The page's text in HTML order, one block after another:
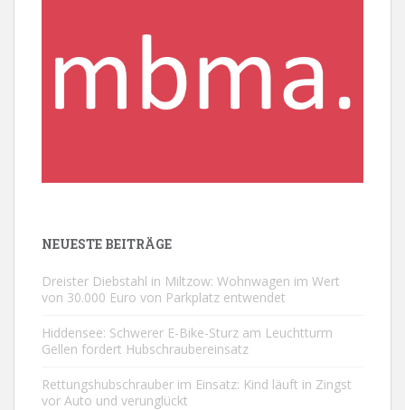
NEUESTE BEITRÄGE
Dreister Diebstahl in Miltzow: Wohnwagen im Wert
von 30.000 Euro von Parkplatz entwendet
Hiddensee: Schwerer E-Bike-Sturz am Leuchtturm
Gellen fordert Hubschraubereinsatz
Rettungshubschrauber im Einsatz: Kind läuft in Zingst
vor Auto und verunglückt